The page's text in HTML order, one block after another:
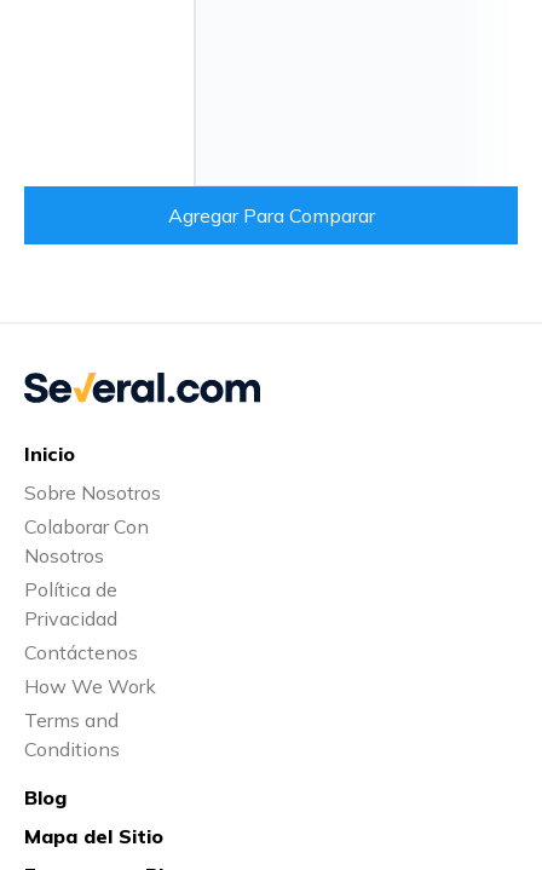
Agregar Para Comparar
Inicio
Sobre Nosotros
Colaborar Con
Nosotros
Política de
Privacidad
Contáctenos
How We Work
Terms and
Conditions
Blog
Mapa del Sitio